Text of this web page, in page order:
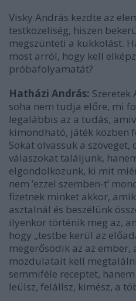
Visky András kezdte az
testközeliség, hiszen
megszünteti a kukkolást.
most arról, hogy kell
próbafolyamatát?
Hatházi András:
soha nem tudja előre, mi
legalábbis az a tudás,
kimondható, játék közben
Sokat olvassuk a szöveget,
válaszokat találjunk,
elgondolkozunk, ki mit
nem ’ezzel szemben-t’
fizetnek minket akkor,
asztalnál és beszélünk
ilyenkor történik meg az,
hogy „testbe kerül az
megerősödik az az ember,
mozdulatait kell
semmiféle receptet,
leülsz, felállsz, kimész, a